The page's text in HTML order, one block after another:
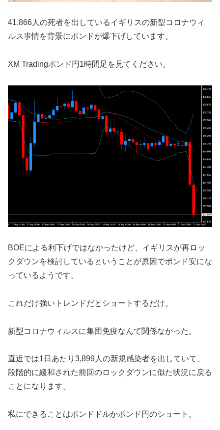
41,866人の死者を出しているイギリスの新型コロナウィ
ルス事情を背景にポンドが爆下げしています。
XM Tradingポンド円1時間足を見てください。
BOEによる利下げではなかったけど、イギリスが再ロッ
クダウンを検討しているということが原因でポンド安にな
っているようです。
これだけ強いトレンドだとショートするだけ。
新型コロナウィルスに集団免疫なんて関係なかった。
直近では1日あたり3,899人の新規感染者を出していて、
段階的に緩和された前回のロックダウンに似た状況に戻る
ことになります。
私にできることはポンドドルかポンド円のショート。